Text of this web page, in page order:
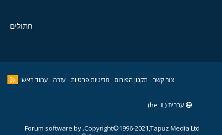
חתולים
צור קשר תקנון הפורום מדיניות פרטיות עזרה עמוד ראשי
עברית (he_IL)
Copyright©1996-2021,Tapuz Media Ltd.
Forum software by